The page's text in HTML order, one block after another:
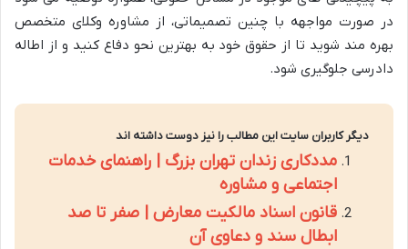
در صورت مواجهه با چنین تصمیماتی، از مشاوره وکلای متخصص
بهره مند شوید تا از حقوق خود به بهترین نحو دفاع کنید و از اطاله
دادرسی جلوگیری شود.
دیگر کاربران سایت این مطالب را نیز دوست داشته اند
مددکاری زندان تهران بزرگ | راهنمای خدمات
اجتماعی و مشاوره
قانون اسناد مالکیت معارض | صفر تا صد
ابطال سند و دعاوی آن